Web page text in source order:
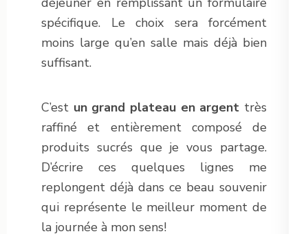
spécifique. Le choix sera forcément
moins large qu’en salle mais déjà bien
suffisant.
C’est un grand plateau en argent très
raffiné et entièrement composé de
produits sucrés que je vous partage.
D’écrire ces quelques lignes me
replongent déjà dans ce beau souvenir
qui représente le meilleur moment de
la journée à mon sens!